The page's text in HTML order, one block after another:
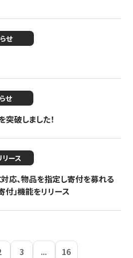
せ
せ
破しました！
リース
応、物品を指定し寄付を募れる
」機能をリリース
3 ... 16